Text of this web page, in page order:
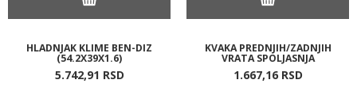
HLADNJAK KLIME BEN-DIZ
(54.2X39X1.6)
5.742,91 RSD
KVAKA PREDNJIH/ZADNJIH
VRATA SPOLJASNJA
1.667,16 RSD